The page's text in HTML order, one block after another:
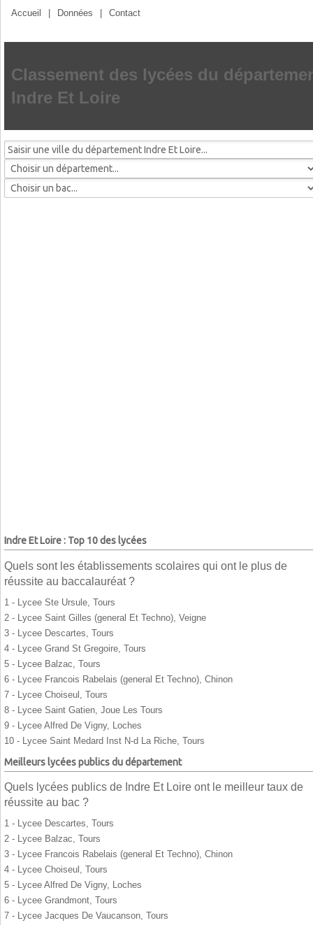
Accueil Données Contact
Classement des lycées du
Indre Et Loire
Indre Et Loire : Top 10 des lycées
Quels sont les établissements scolaires qui ont le plus de
réussite au baccalauréat ?
1 - Lycee Ste Ursule, Tours
2 - Lycee Saint Gilles (general Et Techno), Veigne
3 - Lycee Descartes, Tours
4 - Lycee Grand St Gregoire, Tours
5 - Lycee Balzac, Tours
6 - Lycee Francois Rabelais (general Et Techno), Chinon
7 - Lycee Choiseul, Tours
8 - Lycee Saint Gatien, Joue Les Tours
9 - Lycee Alfred De Vigny, Loches
10 - Lycee Saint Medard Inst N-d La Riche, Tours
Meilleurs lycées publics du département
Quels lycées publics de Indre Et Loire ont le meilleur taux de
réussite au bac ?
1 - Lycee Descartes, Tours
2 - Lycee Balzac, Tours
3 - Lycee Francois Rabelais (general Et Techno), Chinon
4 - Lycee Choiseul, Tours
5 - Lycee Alfred De Vigny, Loches
6 - Lycee Grandmont, Tours
7 - Lycee Jacques De Vaucanson, Tours